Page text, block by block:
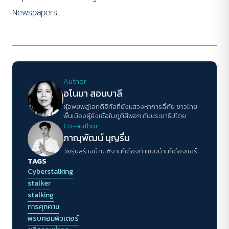
Newspapers
Author
อโนมา สอนบาลี
ผู้อพยพสู่โลกดิจิทัลที่ยังแสวงหาการลี้ภัย ชาวไทย
พื้นเมืองผู้ยังเชื่อในภูติผีพอๆ กับประชาธิปไตย
Co-author
ภาณุพัฒน์ บุญรื่น
วัยรุ่นสร้างบ้าน #งานก็ต้องทำแบบบ้านก็ต้องแชร์
TAGS
Cyberstalking
stalker
stalking
การคุกคาม
พรบคอมพิวเตอร์